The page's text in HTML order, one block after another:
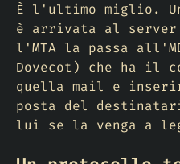
È l'ultimo miglio.
è arrivata al server
l'MTA la passa
Dovecot) che ha il
quella mail e
posta del
lui se la venga a